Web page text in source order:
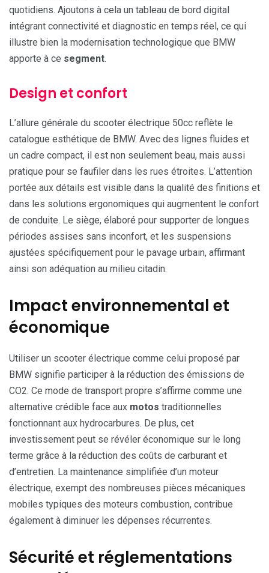
quotidiens. Ajoutons à cela un tableau de bord digital
intégrant connectivité et diagnostic en temps réel, ce qui
illustre bien la modernisation technologique que BMW
apporte à ce segment.
Design et confort
L’allure générale du scooter électrique 50cc reflète le
catalogue esthétique de BMW. Avec des lignes fluides et
un cadre compact, il est non seulement beau, mais aussi
pratique pour se faufiler dans les rues étroites. L’attention
portée aux détails est visible dans la qualité des finitions et
dans les solutions ergonomiques qui augmentent le confort
de conduite. Le siège, élaboré pour supporter de longues
périodes assises sans inconfort, et les suspensions
ajustées spécifiquement pour le pavage urbain, affirmant
ainsi son adéquation au milieu citadin.
Impact environnemental et
économique
Utiliser un scooter électrique comme celui proposé par
BMW signifie participer à la réduction des émissions de
CO2. Ce mode de transport propre s’affirme comme une
alternative crédible face aux motos traditionnelles
fonctionnant aux hydrocarbures. De plus, cet
investissement peut se révéler économique sur le long
terme grâce à la réduction des coûts de carburant et
d’entretien. La maintenance simplifiée d’un moteur
électrique, exempt des nombreuses pièces mécaniques
mobiles typiques des moteurs combustion, contribue
également à diminuer les dépenses récurrentes.
Sécurité et réglementations